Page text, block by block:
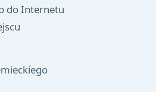
do Internetu